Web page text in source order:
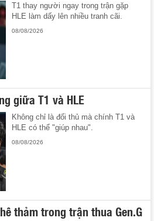
T1 thay người ngay trong trận gặp
HLE làm dấy lên nhiều tranh cãi.
08/08/2026
giữa T1 và HLE
Không chỉ là đối thủ mà chính T1 và
HLE có thể "giúp nhau".
08/08/2026
thảm trong trận thua Gen.G